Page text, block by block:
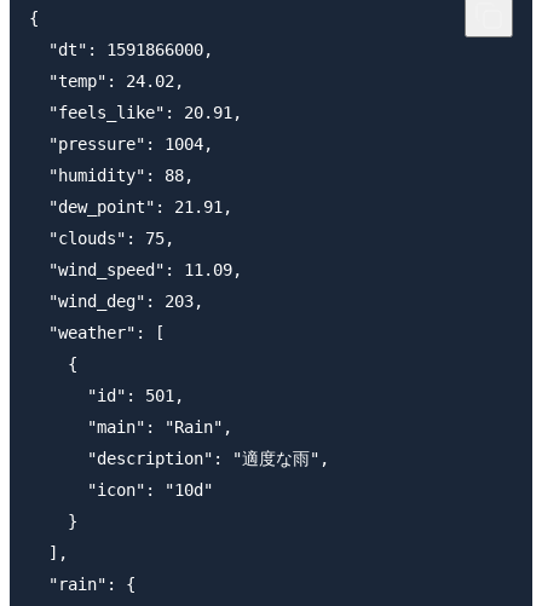
{
  "dt": 1591866000,
  "temp": 24.02,
  "feels_like": 20.91,
  "pressure": 1004,
  "humidity": 88,
  "dew_point": 21.91,
  "clouds": 75,
  "wind_speed": 11.09,
  "wind_deg": 203,
  "weather": [
    {
      "id": 501,
      "main": "Rain",
      "description": "適度な雨",
      "icon": "10d"
    }
  ],
  "rain": {